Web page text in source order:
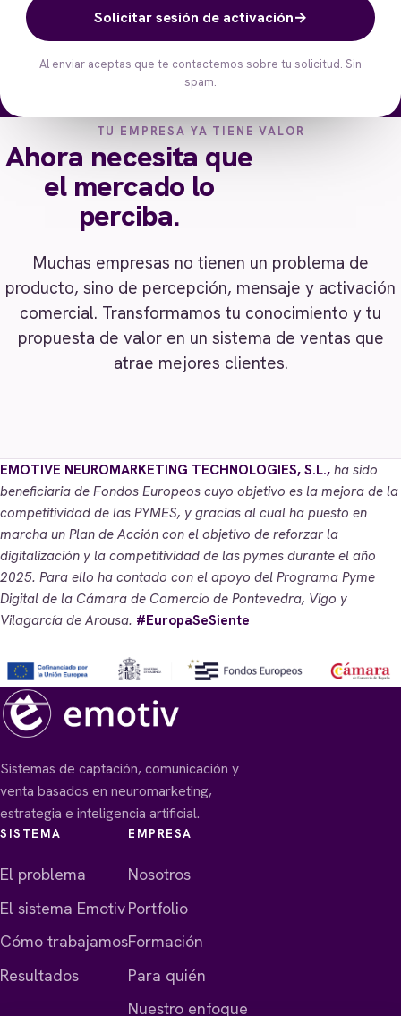
Solicitar sesión de activación→
Al enviar aceptas que te contactemos sobre tu solicitud. Sin
spam.
TU EMPRESA YA TIENE VALOR
Ahora necesita que
el mercado lo
perciba.
Muchas empresas no tienen un problema de
producto, sino de percepción, mensaje y activación
comercial. Transformamos tu conocimiento y tu
propuesta de valor en un sistema de ventas que
atrae mejores clientes.
EMOTIVE NEUROMARKETING TECHNOLOGIES, S.L., ha sido
beneficiaria de Fondos Europeos cuyo objetivo es la mejora de la
competitividad de las PYMES, y gracias al cual ha puesto en
marcha un Plan de Acción con el objetivo de reforzar la
digitalización y la competitividad de las pymes durante el año
2025. Para ello ha contado con el apoyo del Programa Pyme
Digital de la Cámara de Comercio de Pontevedra, Vigo y
Vilagarcía de Arousa. #EuropaSeSiente
Sistemas de captación, comunicación y
venta basados en neuromarketing,
estrategia e inteligencia artificial.
SISTEMA
El problema
El sistema Emotiv
Cómo trabajamos
Resultados
EMPRESA
Nosotros
Portfolio
Formación
Para quién
Nuestro enfoque